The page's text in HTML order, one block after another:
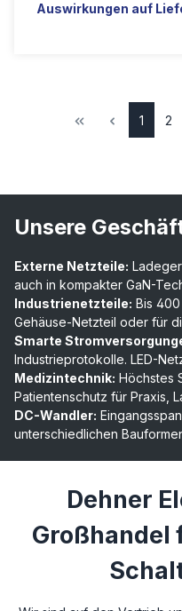
Auswirkungen auf
1 2
Unsere
Externe Netzteile:
auch in kompakter GaN-
Industrienetzteile: Bis
Gehäuse-Netzteil oder für
Smarte
Industrieprotokolle. LED-
Medizintechnik: Höchstes
Patientenschutz für Praxis,
DC-Wandler:
unterschiedlichen
Dehner